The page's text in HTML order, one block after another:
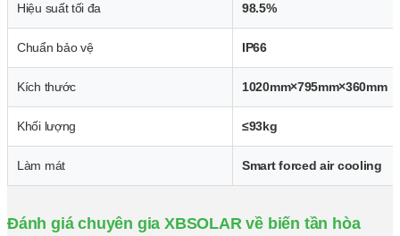
Hiệu suất tối đa 98.5%
Chuẩn bảo vệ IP66
Kích thước 1020mm×795mm×360mm
Khối lượng ≤93kg
Làm mát Smart forced air cooling
Đánh giá chuyên gia XBSOLAR về biến tần hòa